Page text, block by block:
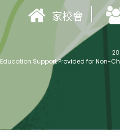
家校會
Education Support Provided for Non-